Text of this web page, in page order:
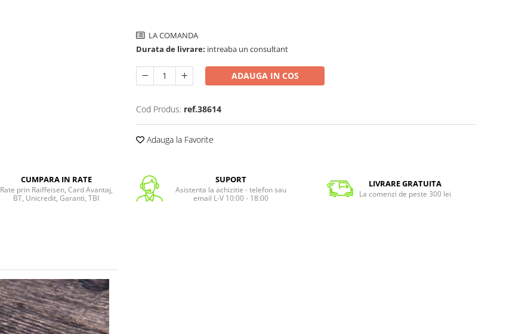
LA COMANDA
Durata de livrare: intreaba un consultant
ADAUGA IN COS
Cod Produs: ref.38614
Adauga la Favorite
CUMPARA IN RATE
Rate prin Raiffeisen, Card Avantaj,
BT, Unicredit, Garanti, TBI
SUPORT
Asistenta la achizitie - telefon sau
email L-V 10:00 - 18:00
LIVRARE GRATUITA
La comenzi de peste 300 lei